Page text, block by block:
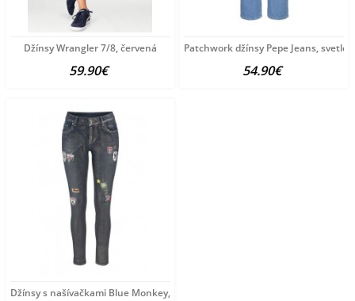
Džínsy Wrangler 7/8, červená
59.90€
Patchwork džínsy Pepe Jeans,
54.90€
Džínsy s našívačkami Blue Monkey, 34 inch